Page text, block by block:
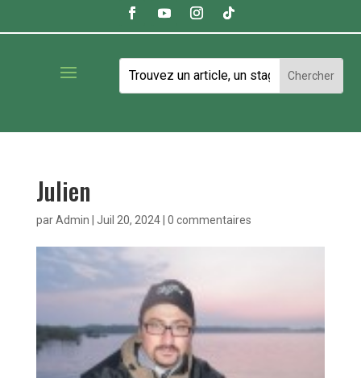
Julien
parAdmin Juil 20, 2024| 0 commentaires